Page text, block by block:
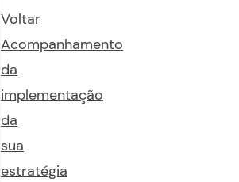
Voltar
Acompanhamento
da
implementação
da
sua
estratégia